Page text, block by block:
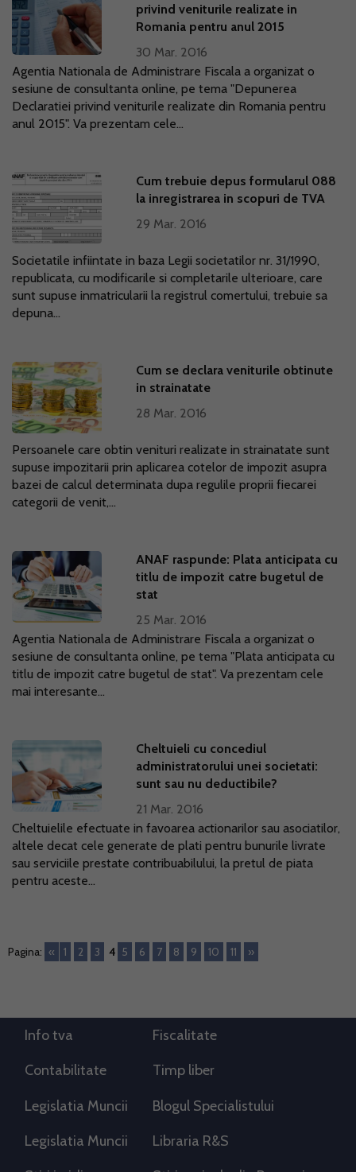
privind veniturile realizate in
Romania pentru anul 2015
30 Mar. 2016
Agentia Nationala de Administrare Fiscala a organizat o
sesiune de consultanta online, pe tema "Depunerea
Declaratiei privind veniturile realizate din Romania pentru
anul 2015". Va prezentam cele...
Cum trebuie depus formularul 088
la inregistrarea in scopuri de TVA
29 Mar. 2016
Societatile infiintate in baza Legii societatilor nr. 31/1990,
republicata, cu modificarile si completarile ulterioare, care
sunt supuse inmatricularii la registrul comertului, trebuie sa
depuna...
Cum se declara veniturile obtinute
in strainatate
28 Mar. 2016
Persoanele care obtin venituri realizate in strainatate sunt
supuse impozitarii prin aplicarea cotelor de impozit asupra
bazei de calcul determinata dupa regulile proprii fiecarei
categorii de venit,...
ANAF raspunde: Plata anticipata cu
titlu de impozit catre bugetul de
stat
25 Mar. 2016
Agentia Nationala de Administrare Fiscala a organizat o
sesiune de consultanta online, pe tema "Plata anticipata cu
titlu de impozit catre bugetul de stat". Va prezentam cele
mai interesante...
Cheltuieli cu concediul
administratorului unei societati:
sunt sau nu deductibile?
21 Mar. 2016
Cheltuielile efectuate in favoarea actionarilor sau asociatilor,
altele decat cele generate de plati pentru bunurile livrate
sau serviciile prestate contribuabilului, la pretul de piata
pentru aceste...
Pagina: « 1 2 3 4 5 6 7 8 9 10 11 »
Info tva Fiscalitate
Contabilitate Timp liber
Legislatia Muncii Blogul Specialistului
Legislatia Muncii Libraria R&S